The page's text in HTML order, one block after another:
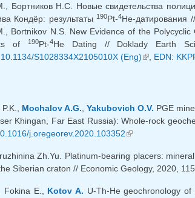
Бортников Н.С. Новые свидетельства
Кондёр: результаты190Pt-4He-
Bortnikov N.S. New Evidence of the
of
190Pt-4He Dating // Doklady Earth
ссылка)S1028334X2105010X (Eng)(внешняя
, EDN:
Mochalov A.G., Yakubovich O.V. PGE
Khingan, Far East Russia): Whole-rock
j.oregeorev.2020.103352(внешняя ссылка)
Zh.Yu. Platinum-bearing placers:
Siberian craton // Economic Geology, 2020,
Fokina E., Kotov A. U-Th-He geochronology